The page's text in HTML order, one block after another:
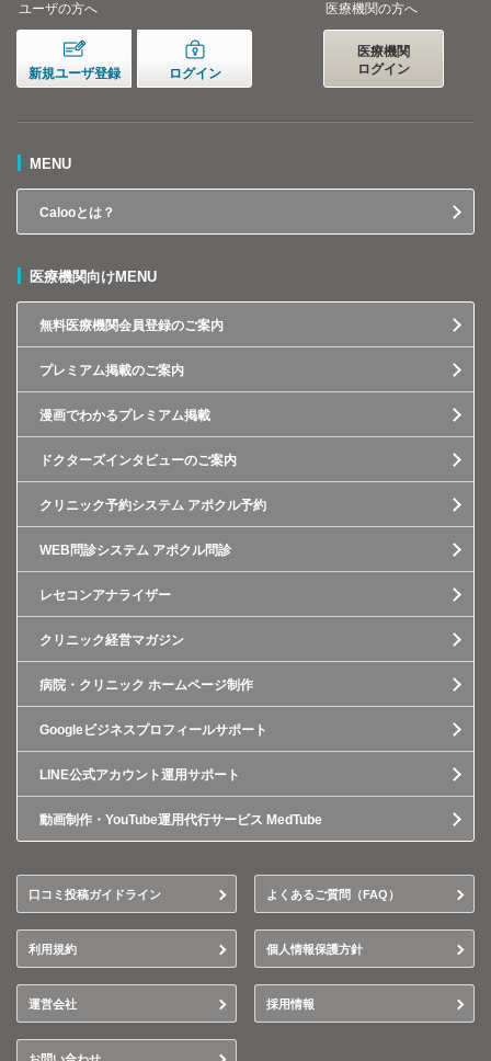
ユーザの方へ
新規ユーザ登録 ログイン
医療機関の方へ
医療機関
ログイン
MENU
Calooとは？
医療機関向けMENU
無料医療機関会員登録のご案内
プレミアム掲載のご案内
漫画でわかるプレミアム掲載
ドクターズインタビューのご案内
クリニック予約システム アポクル予約
WEB問診システム アポクル問診
レセコンアナライザー
クリニック経営マガジン
病院・クリニック ホームページ制作
Googleビジネスプロフィールサポート
LINE公式アカウント運用サポート
動画制作・YouTube運用代行サービス MedTube
口コミ投稿ガイドライン よくあるご質問（FAQ）
利用規約 個人情報保護方針
運営会社 採用情報